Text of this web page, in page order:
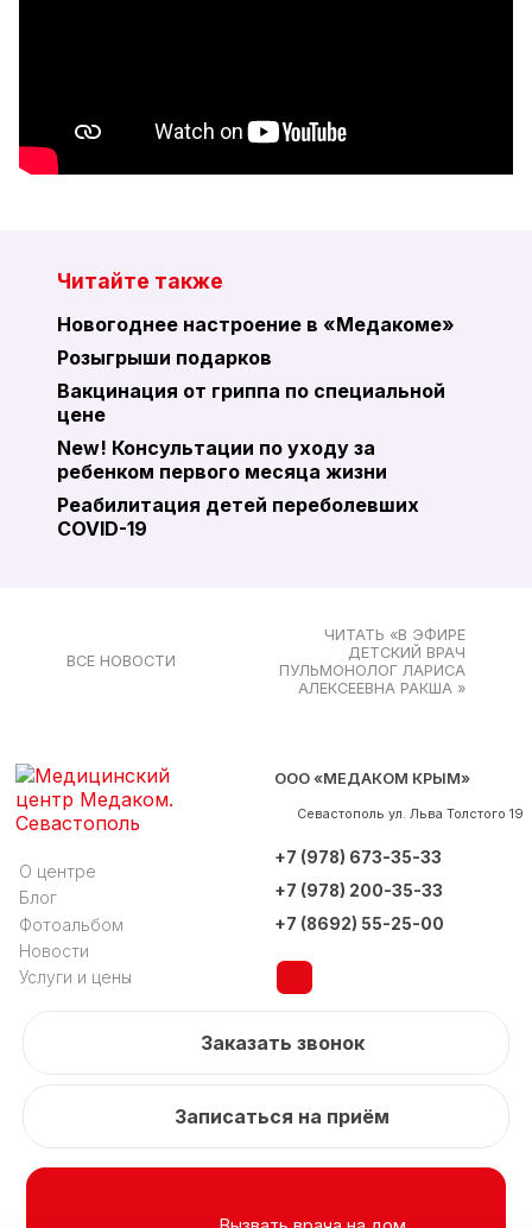
Читайте также
Новогоднее настроение в «Медакоме»
Розыгрыши подарков
Вакцинация от гриппа по специальной
цене
New! Консультации по уходу за
ребенком первого месяца жизни
Реабилитация детей переболевших
COVID-19
ВСЕ НОВОСТИ
ЧИТАТЬ «В ЭФИРЕ
ДЕТСКИЙ ВРАЧ
ПУЛЬМОНОЛОГ ЛАРИСА
АЛЕКСЕЕВНА РАКША »
ООО «МЕДАКОМ КРЫМ»
Севастополь ул. Льва Толстого 19
+7 (978) 673-35-33
+7 (978) 200-35-33
+7 (8692) 55-25-00
Заказать звонок
Записаться на приём
О центре
Блог
Фотоальбом
Новости
Услуги и цены